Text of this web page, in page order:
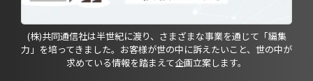
(株)共同通信社は半世紀に渡り、さまざまな事業を通じて「編集
力」を培ってきました。お客様が世の中に訴えたいこと、世の中が
求めている情報を踏まえて企画立案します。